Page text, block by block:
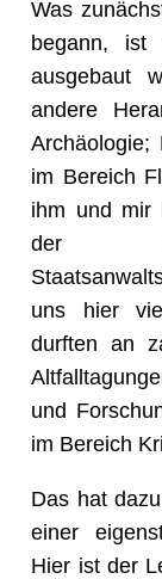
Was
begann, ist
ausgebaut
andere
Archäologie;
im Bereich
ihm und mir
der
uns hier
durften an
und
im Bereich
Das hat
einer
Hier ist der